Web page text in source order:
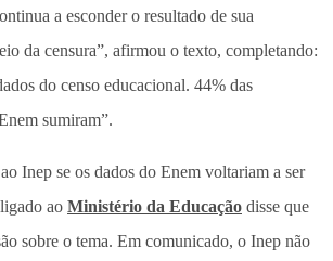
a esconder o resultado de sua
da censura”, afirmou o texto, completando:
do censo educacional. 44% das
sumiram”.
Inep se os dados do Enem voltariam a ser
ao Ministério da Educação disse que
sobre o tema. Em comunicado, o Inep não